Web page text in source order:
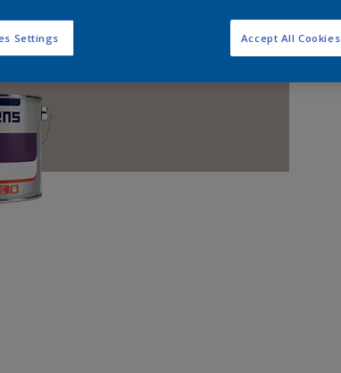
Settings Accept All Cookies